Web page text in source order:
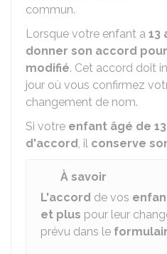
commun.
Lorsque votre enfant a 13
donner son accord
modifié. Cet accord doit
jour où vous confirmez
changement de nom.
Si votre enfant âgé de
d'accord, il conserve
À savoir
L'accord de vos
et plus pour leur
prévu dans le